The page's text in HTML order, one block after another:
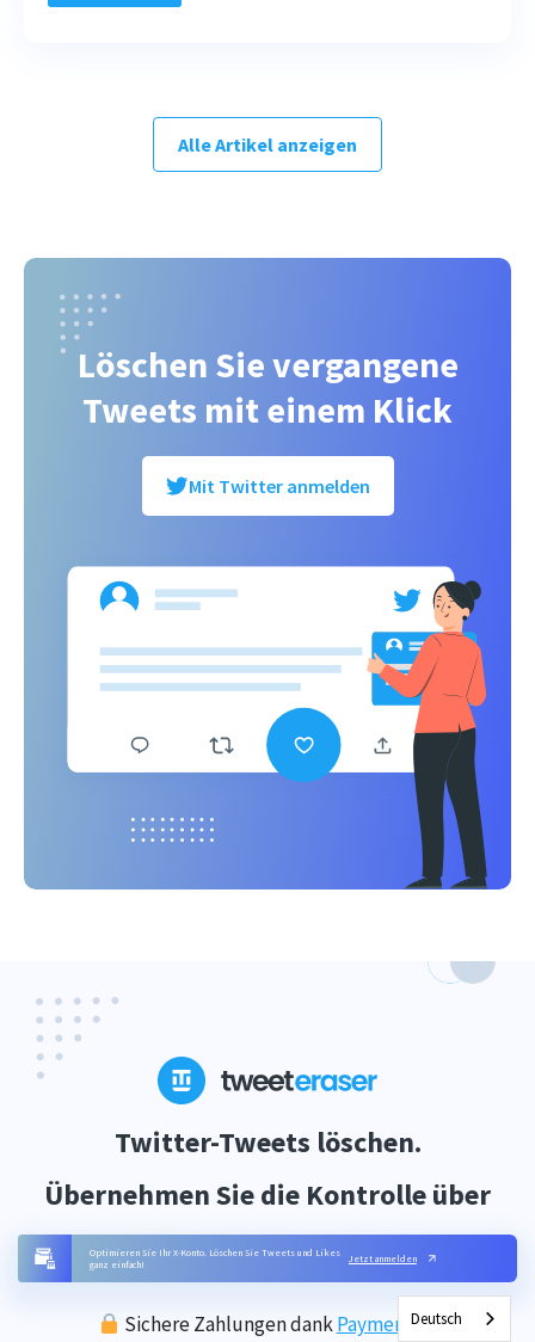
Optimieren Sie Ihr X-Konto. Löschen Sie Tweets und Likes
ganz einfach!
Jetzt anmelden
Alle Artikel anzeigen
Löschen Sie vergangene
Tweets mit einem Klick
Mit Twitter anmelden
Twitter-Tweets löschen.
Übernehmen Sie die Kontrolle über
Ihr Profil.
Sichere Zahlungen dankPaymentKitDeutsch